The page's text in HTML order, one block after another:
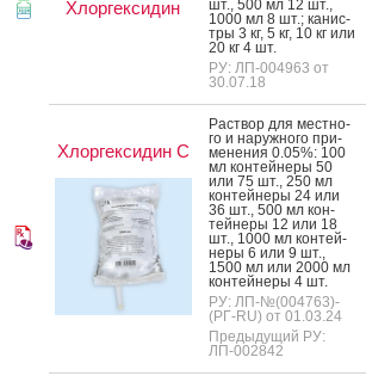
Хлоргексидин
шт., 500 мл 12 шт.,
1000 мл 8 шт.; ка­нис­
тры 3 кг, 5 кг, 10 кг или
20 кг 4 шт.
РУ: ЛП-004963 от
30.07.18
Хлоргексидин С
Рас­твор для мес­тно­
го и на­руж­но­го при­
мене­ния 0.05%: 100
мл кон­тей­не­ры 50
или 75 шт., 250 мл
кон­тей­не­ры 24 или
36 шт., 500 мл кон­
тей­не­ры 12 или 18
шт., 1000 мл кон­тей­
не­ры 6 или 9 шт.,
1500 мл или 2000 мл
кон­тей­не­ры 4 шт.
РУ: ЛП-№(004763)-
(РГ-RU) от 01.03.24
Предыдущий РУ:
ЛП-002842